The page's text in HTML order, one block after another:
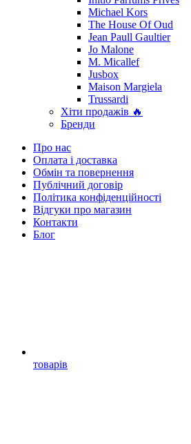
Michael Kors
The House Of Oud
Jean Paull Gaultier
Jo Malone
M. Micallef
Jusbox
Maison Margiela
Trussardi
Хіти продажів 🔥
Бренди
Про нас
Оплата і доставка
Обмін та повернення
Публічний договір
Політика конфіденційності
Відгуки про магазин
Контакти
Блог
товарів